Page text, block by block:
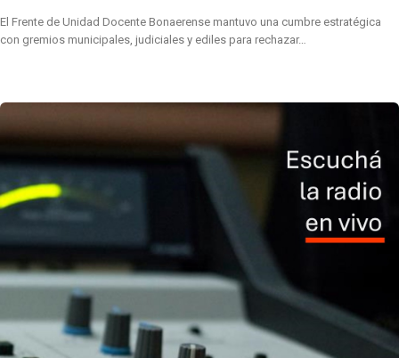
El Frente de Unidad Docente Bonaerense mantuvo una cumbre estratégica
con gremios municipales, judiciales y ediles para rechazar…